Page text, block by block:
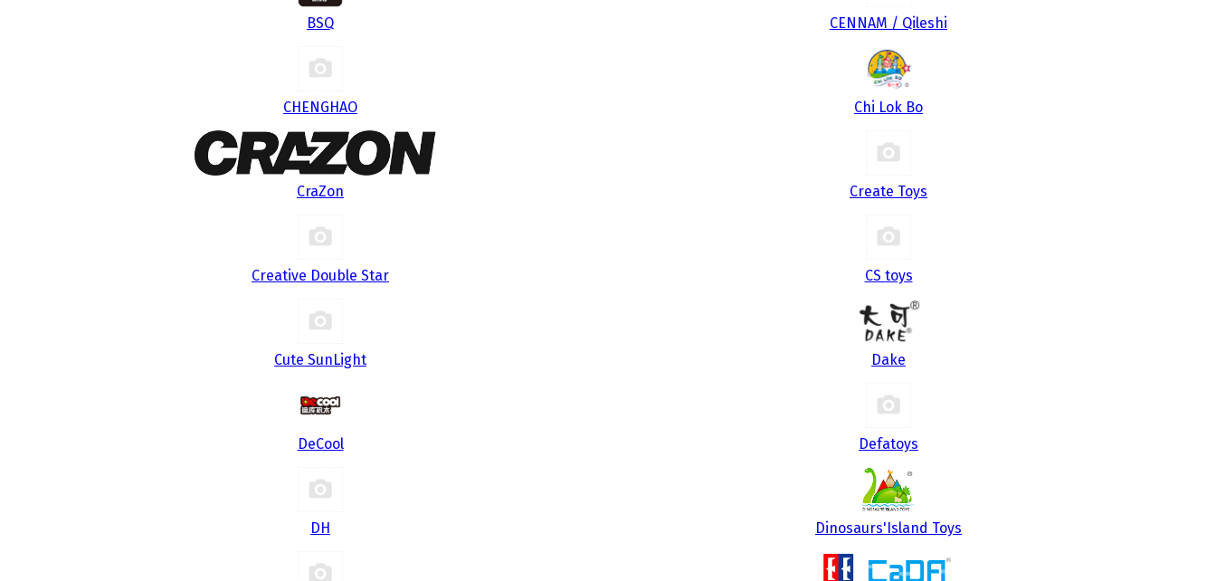
BSQ CENNAM / Qileshi
CHENGHAO Chi Lok Bo
CraZon Create Toys
Creative Double Star CS toys
Cute SunLight Dake
DeCool Defatoys
DH Dinosaurs'Island Toys